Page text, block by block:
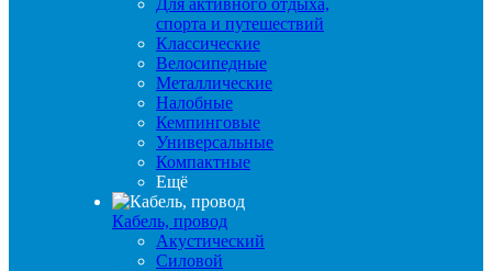
Для активного отдыха,
спорта и путешествий
Классические
Велосипедные
Металлические
Налобные
Кемпинговые
Универсальные
Компактные
Ещё
Кабель, провод
Акустический
Силовой